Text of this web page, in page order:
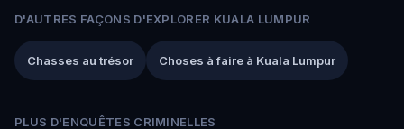
D'AUTRES FAÇONS D'EXPLORER KUALA LUMPUR
Chasses au trésor Choses à faire à Kuala Lumpur
PLUS D'ENQUÊTES CRIMINELLES